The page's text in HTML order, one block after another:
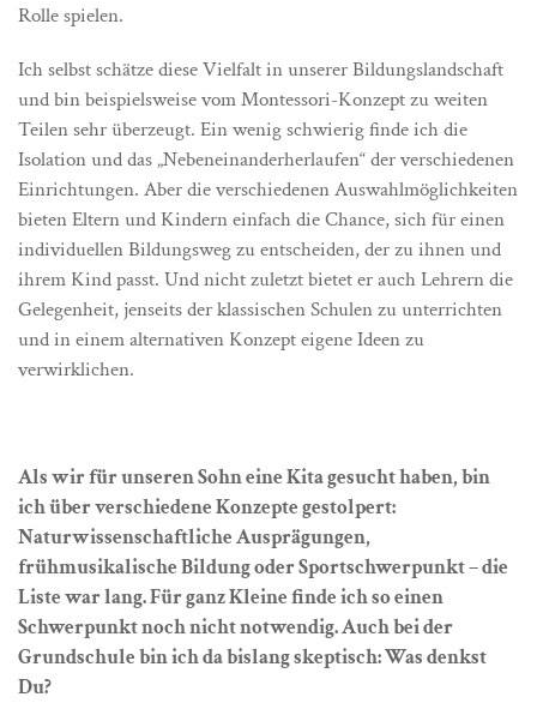
Rolle spielen.
Ich selbst schätze diese Vielfalt in unserer Bildungslandschaft
und bin beispielsweise vom Montessori-Konzept zu weiten
Teilen sehr überzeugt. Ein wenig schwierig finde ich die
Isolation und das „Nebeneinanderherlaufen“ der verschiedenen
Einrichtungen. Aber die verschiedenen Auswahlmöglichkeiten
bieten Eltern und Kindern einfach die Chance, sich für einen
individuellen Bildungsweg zu entscheiden, der zu ihnen und
ihrem Kind passt. Und nicht zuletzt bietet er auch Lehrern die
Gelegenheit, jenseits der klassischen Schulen zu unterrichten
und in einem alternativen Konzept eigene Ideen zu
verwirklichen.
Als wir für unseren Sohn eine Kita gesucht haben, bin
ich über verschiedene Konzepte gestolpert:
Naturwissenschaftliche Ausprägungen,
frühmusikalische Bildung oder Sportschwerpunkt – die
Liste war lang. Für ganz Kleine finde ich so einen
Schwerpunkt noch nicht notwendig. Auch bei der
Grundschule bin ich da bislang skeptisch: Was denkst
Du?